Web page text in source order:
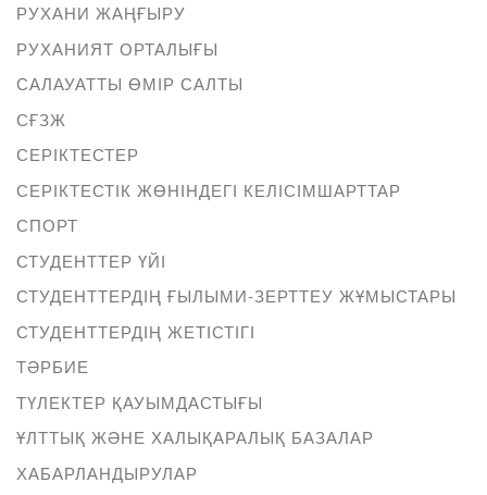
РУХАНИ ЖАҢҒЫРУ
РУХАНИЯТ ОРТАЛЫҒЫ
САЛАУАТТЫ ӨМІР САЛТЫ
СҒЗЖ
СЕРІКТЕСТЕР
СЕРІКТЕСТІК ЖӨНІНДЕГІ КЕЛІСІМШАРТТАР
СПОРТ
СТУДЕНТТЕР ҮЙІ
СТУДЕНТТЕРДІҢ ҒЫЛЫМИ-ЗЕРТТЕУ ЖҰМЫСТАРЫ
СТУДЕНТТЕРДІҢ ЖЕТІСТІГІ
ТӘРБИЕ
ТҮЛЕКТЕР ҚАУЫМДАСТЫҒЫ
ҰЛТТЫҚ ЖӘНЕ ХАЛЫҚАРАЛЫҚ БАЗАЛАР
ХАБАРЛАНДЫРУЛАР